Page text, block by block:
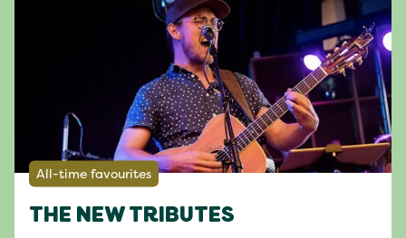
All-time favourites
THE NEW TRIBUTES